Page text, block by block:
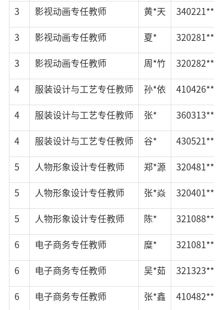
3 影视动画专任教师 黄*天
3 影视动画专任教师 夏*
3 影视动画专任教师 周*竹
4 服装设计与工艺专任教师 孙*依
4 服装设计与工艺专任教师 张*
4 服装设计与工艺专任教师 谷*
5 人物形象设计专任教师 郑*源
5 人物形象设计专任教师 张*焱
5 人物形象设计专任教师 陈*
6 电子商务专任教师 糜*
6 电子商务专任教师 吴*茹
6 电子商务专任教师 张*鑫